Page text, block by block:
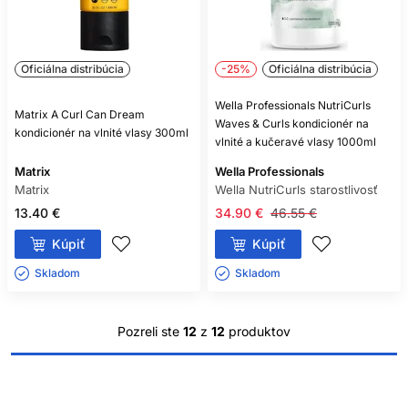
sledujte reakciu. Pri pretrvávajúcom svrbení, začervenaní
alebo výraznom šupinatení riešte príčinu s dermatológom.
NAJČASTEJŠIE CHYBY
Časté je použitie priveľkého množstva, nedostatočné
opláchnutie, agresívne rozčesávanie alebo vrstvenie
mnohých hutných produktov. Chybou je tiež predpoklad, že
Pri zmene kondicionéra upravujte najprv jednu vec. Tak
ľahšie zistíte, či rozdiel spôsobila receptúra, množstvo alebo
technika.
ČASTÉ OTÁZKY
ZÁKAZNÍKOV
POTREBUJÚ KUČERAVÉ VLASY
KONDICIONÉR PRI KAŽDOM
Oficiálna distribúcia
Matrix A Curl Can Dream
kondicionér na vlnité vlasy 300ml
Matrix
Matrix
13.40 €
Kúpiť
Skladom ㅤ
-25% Oficiálna distribúcia
Wella Professionals NutriCurls
Waves & Curls kondicionér na
vlnité a kučeravé vlasy 1000ml
Wella Professionals
Wella NutriCurls starostlivosť
46.55 €
34.90 €
Kúpiť
Skladom ㅤ
Pozreli ste 12 z 12 produktov